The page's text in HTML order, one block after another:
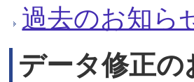
過去のお知ら
データ修正の